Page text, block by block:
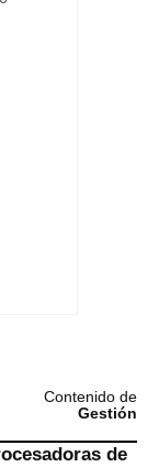
Contenido de
Gestión
de